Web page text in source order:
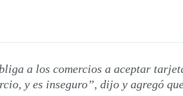
a los comercios a aceptar
y es inseguro”, dijo y agregó